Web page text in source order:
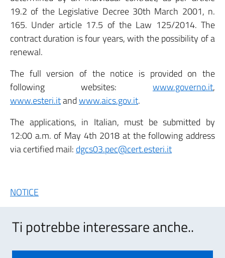
19.2 of the Legislative Decree 30th March 2001, n.
165. Under article 17.5 of the Law 125/2014. The
contract duration is four years, with the possibility of a
renewal.
The full version of the notice is provided on the
following websites: www.governo.it,
www.esteri.itandwww.aics.gov.it.
The applications, in Italian, must be submitted by
12:00 a.m. of May 4th 2018 at the following address
via certified mail: dgcs03.pec@cert.esteri.it
NOTICE
Ti potrebbe interessare anche..